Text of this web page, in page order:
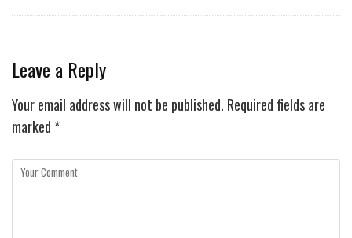
Leave a Reply
Your email address will not be published. Required fields are
marked *